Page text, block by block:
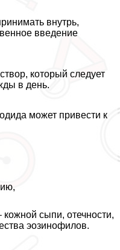
внутрь,
введение
который следует
в день.
может привести к
сыпи, отечности,
эозинофилов.